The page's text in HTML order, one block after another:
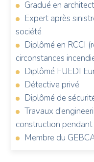
Gradué en
Expert après
société
Diplômé en RCCI
circonstances
Diplômé FUEDI
Détective privé
Diplômé de
Travaux
construction
Membre du